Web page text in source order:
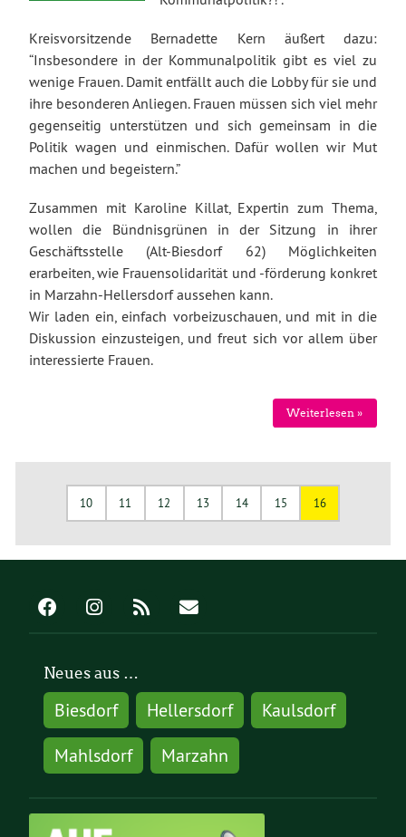
Kreisvorsitzende Bernadette Kern äußert dazu:
“Insbesondere in der Kommunalpolitik gibt es viel zu
wenige Frauen. Damit entfällt auch die Lobby für sie und
ihre besonderen Anliegen. Frauen müssen sich viel mehr
gegenseitig unterstützen und sich gemeinsam in die
Politik wagen und einmischen. Dafür wollen wir Mut
machen und begeistern.”
Zusammen mit Karoline Killat, Expertin zum Thema,
wollen die Bündnisgrünen in der Sitzung in ihrer
Geschäftsstelle (Alt-Biesdorf 62) Möglichkeiten
erarbeiten, wie Frauensolidarität und -förderung konkret
in Marzahn-Hellersdorf aussehen kann.
Wir laden ein, einfach vorbeizuschauen, und mit in die
Diskussion einzusteigen, und freut sich vor allem über
interessierte Frauen.
Weiterlesen »
10 11 12 13 14 15 16
Neues aus …
Biesdorf Hellersdorf
Kaulsdorf
Mahlsdorf
Marzahn